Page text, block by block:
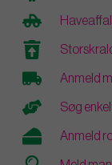
Anmeld
Søg
Anmeld